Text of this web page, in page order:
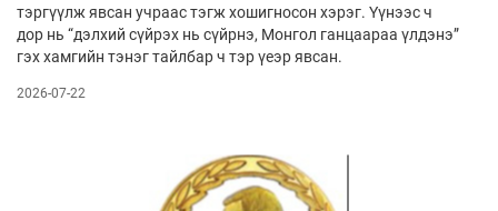
тэргүүлж явсан учраас тэгж хошигносон хэрэг. Үүнээс ч
дор нь “дэлхий сүйрэх нь сүйрнэ, Монгол ганцаараа үл­­дэнэ”
гэх хамгийн тэнэг тайлбар ч тэр үеэр явсан.
2026-07-22